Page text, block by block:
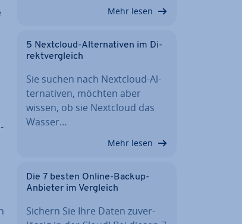
Mehr lesen
5 Nextcloud-Al­ter­na­ti­ven im Di­
rekt­ver­gleich
Sie suchen nach Nextcloud-Al­
ter­na­ti­ven, möchten aber
wissen, ob sie Nextcloud das
Wasser…
Mehr lesen
Die 7 besten Online-Backup-
Anbieter im Vergleich
Sichern Sie Ihre Daten zu­ver­